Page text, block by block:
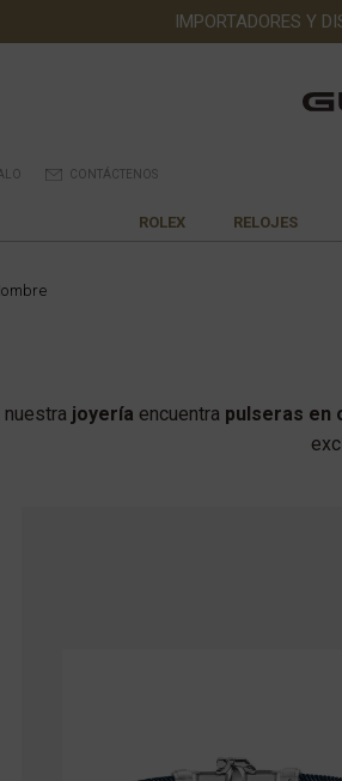
IMPORTADORES Y
CONTÁCTENOS
ROLEX RELOJES
nuestra joyería encuentra pulseras en